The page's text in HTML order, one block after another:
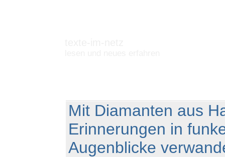
Mit Diamanten aus
Erinnerungen in
Augenblicke